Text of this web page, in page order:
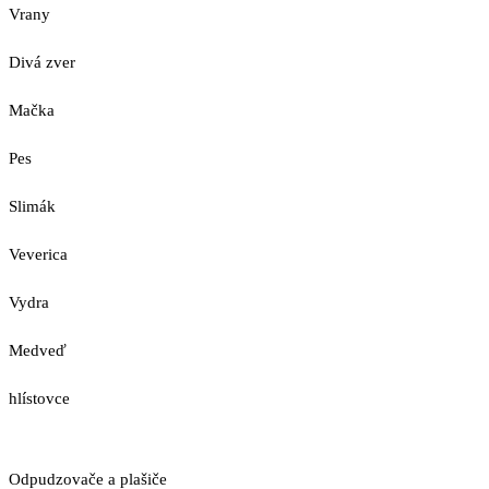
Vrany
Divá zver
Mačka
Pes
Slimák
Veverica
Vydra
Medveď
hlístovce
Odpudzovače a plašiče